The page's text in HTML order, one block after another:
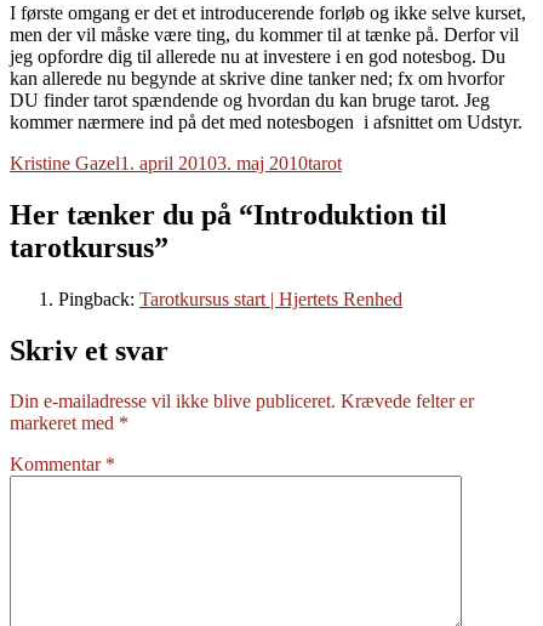
I første omgang er det et introducerende forløb og ikke selve kurset,
men der vil måske være ting, du kommer til at tænke på. Derfor vil
jeg opfordre dig til allerede nu at investere i en god notesbog. Du
kan allerede nu begynde at skrive dine tanker ned; fx om hvorfor
DU finder tarot spændende og hvordan du kan bruge tarot. Jeg
kommer nærmere ind på det med notesbogen i afsnittet om Udstyr.
Forfatter
Kristine GazelUdgivet
1. april 20103. maj 2010Tags
tarot
Her tænker du på “Introduktion til
tarotkursus”
Pingback: Tarotkursus start | Hjertets Renhed
Skriv et svar
Din e-mailadresse vil ikke blive publiceret. Krævede felter er
markeret med *
Kommentar *